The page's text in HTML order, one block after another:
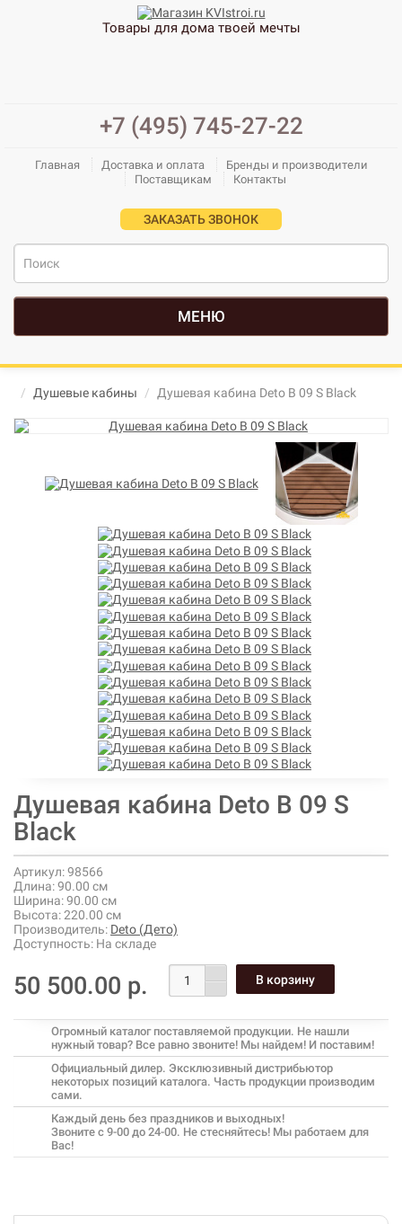
Товары для дома твоей мечты
+7 (495) 745-27-22
Главная Доставка и оплата
Бренды и производители
Поставщикам
Контакты
ЗАКАЗАТЬ ЗВОНОК
МЕНЮ
Душевые кабины Душевая кабина Deto B 09 S Black
Душевая кабина Deto B 09 S
Black
Артикул:98566
Длина:90.00 см
Ширина:90.00 см
Высота:220.00 см
Производитель: Deto (Дето)
Доступность: На складе
50 500.00 р.
Огромный каталог поставляемой продукции. Не нашли
нужный товар? Все равно звоните! Мы найдем! И поставим!
Официальный дилер. Эксклюзивный дистрибьютор
некоторых позиций каталога. Часть продукции производим
сами.
Каждый день без праздников и выходных!
Звоните с 9-00 до 24-00. Не стесняйтесь! Мы работаем для
Вас!